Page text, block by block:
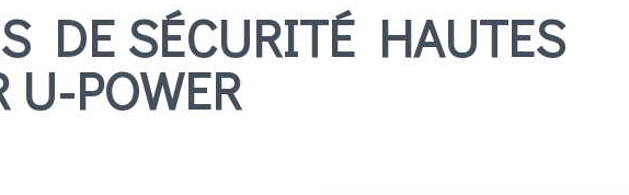
DE SÉCURITÉ HAUTES
POWER